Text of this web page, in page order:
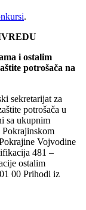
.
i ostalim
potrošača na
sekretarijat za
potrošača u
sa ukupnim
Pokrajinskom
Vojvodine
481 –
ostalim
00 Prihodi iz